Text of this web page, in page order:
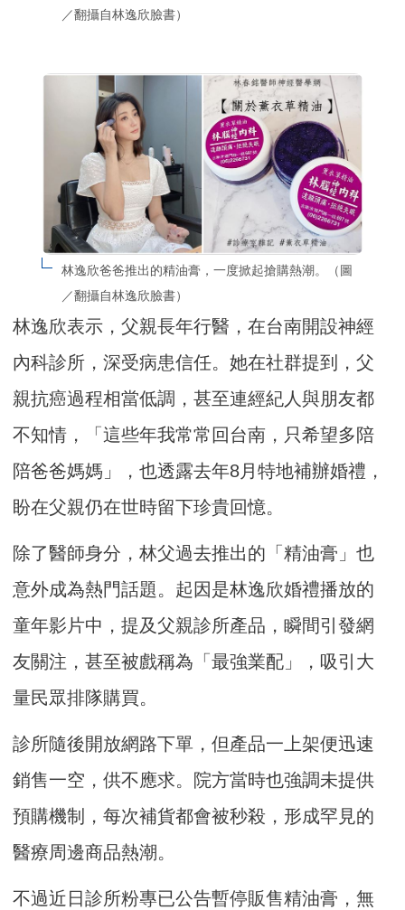
／翻攝自林逸欣臉書）
林逸欣爸爸推出的精油膏，一度掀起搶購熱潮。（圖
／翻攝自林逸欣臉書）
林逸欣表示，父親長年行醫，在台南開設神經
內科診所，深受病患信任。她在社群提到，父
親抗癌過程相當低調，甚至連經紀人與朋友都
不知情，「這些年我常常回台南，只希望多陪
陪爸爸媽媽」，也透露去年8月特地補辦婚禮，
盼在父親仍在世時留下珍貴回憶。
除了醫師身分，林父過去推出的「精油膏」也
意外成為熱門話題。起因是林逸欣婚禮播放的
童年影片中，提及父親診所產品，瞬間引發網
友關注，甚至被戲稱為「最強業配」，吸引大
量民眾排隊購買。
診所隨後開放網路下單，但產品一上架便迅速
銷售一空，供不應求。院方當時也強調未提供
預購機制，每次補貨都會被秒殺，形成罕見的
醫療周邊商品熱潮。
不過近日診所粉專已公告暫停販售精油膏，無